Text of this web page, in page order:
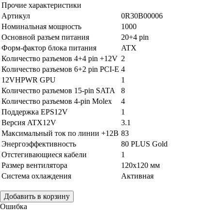
Прочие характеристики
Артикул
0R30B00006
Номинальная мощность
1000
Основной разъем питания
20+4 pin
Форм-фактор блока питания
ATX
Количество разъемов 4+4 pin +12V 2
Количество разъемов 6+2 pin PCI-E 4
12VHPWR GPU
1
Количество разъемов 15-pin SATA
8
Количество разъемов 4-pin Molex
4
Поддержка EPS12V
1
Версия ATX12V
3.1
Максимальный ток по линии +12В 83
Энергоэффективность
80 PLUS Gold
Отстегивающиеся кабели
1
Размер вентилятора
120x120 мм
Система охлаждения
Активная
Добавить в корзину
Ошибка